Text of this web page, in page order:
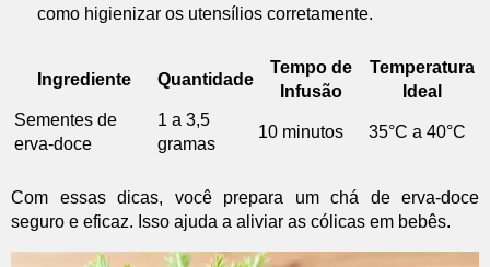
como higienizar os utensílios corretamente.
Ingrediente Quantidade
Tempo de
Infusão
Temperatura
Ideal
Sementes de
erva-doce
1 a 3,5
gramas
10 minutos 35°C a 40°C
Com essas dicas, você prepara um chá de erva-doce
seguro e eficaz. Isso ajuda a aliviar as cólicas em bebês.